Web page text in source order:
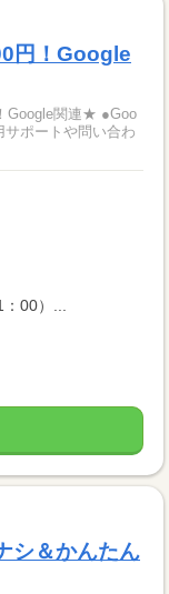
円！Google
Google関連★ ●Goo
ポートや問い合わ
00）...
シ＆かんたん